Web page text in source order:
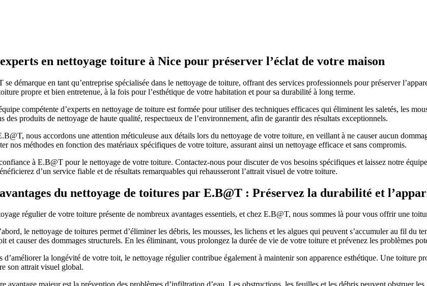
en nettoyage toiture à Nice pour préserver l’éclat de votre maison
se démarque en tant qu’entreprise spécialisée dans le nettoyage de toiture, offrant des services professionnels pour préserver
propre et bien entretenue, à la fois pour l’esthétique de votre habitation et pour sa durabilité à long terme.
compétente d’experts en nettoyage de toiture est formée pour utiliser des techniques efficaces qui éliminent les saletés, les
des produits de nettoyage de haute qualité, respectueux de l’environnement, afin de garantir des résultats exceptionnels.
nous accordons une attention méticuleuse aux détails lors du nettoyage de votre toiture, en veillant à ne causer aucun
nos méthodes en fonction des matériaux spécifiques de votre toiture, assurant ainsi un nettoyage efficace et sans compromis.
à E.B@T pour le nettoyage de votre toiture. Contactez-nous pour discuter de vos besoins spécifiques et laissez notre
d’un service fiable et de résultats remarquables qui rehausseront l’attrait visuel de votre toiture.
du nettoyage de toitures par E.B@T : Préservez la durabilité et
régulier de votre toiture présente de nombreux avantages essentiels, et chez E.B@T, nous sommes là pour vous offrir une
le nettoyage de toitures permet d’éliminer les débris, les mousses, les lichens et les algues qui peuvent s’accumuler au fil du
et causer des dommages structurels. En les éliminant, vous prolongez la durée de vie de votre toiture et prévenez les problèmes
d’améliorer la longévité de votre toit, le nettoyage régulier contribue également à maintenir son apparence esthétique. Une toiture
son attrait visuel global.